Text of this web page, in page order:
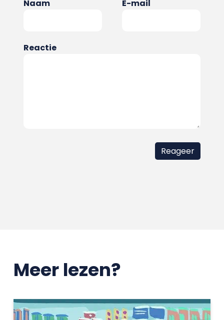
Naam E-mail
Reactie
Meer lezen?